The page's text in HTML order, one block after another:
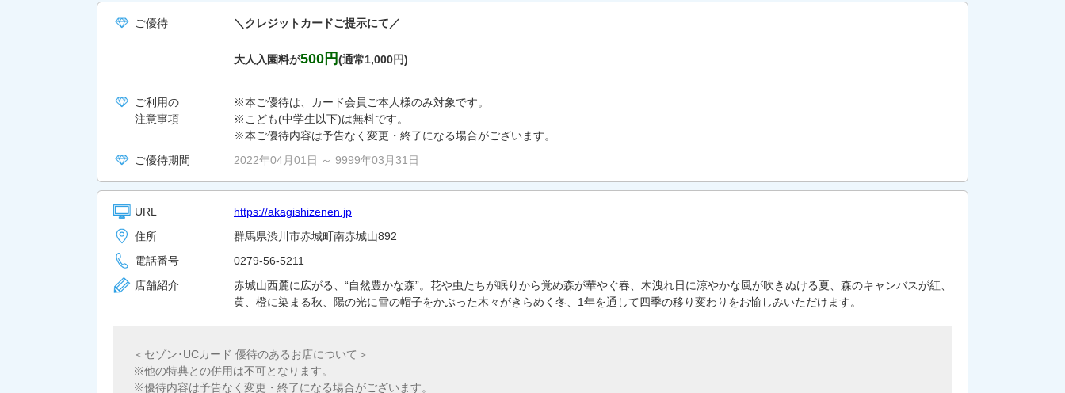
ご優待 ＼クレジットカードご提示にて／
大人入園料が500円(通常1,000円)
ご利用の
注意事項
※本ご優待は、カード会員ご本人様のみ対象です。
※こども(中学生以下)は無料です。
※本ご優待内容は予告なく変更・終了になる場合がございます。
ご優待期間
2022年04月01日 ～ 9999年03月31日
URL
https://akagishizenen.jp
住所
群馬県渋川市赤城町南赤城山892
電話番号
0279-56-5211
店舗紹介
赤城山西麓に広がる、“自然豊かな森”。花や虫たちが眠りから覚め森が華やぐ春、木洩れ日に涼やかな風が吹きぬける夏、森のキャンバスが紅、
黄、橙に染まる秋、陽の光に雪の帽子をかぶった木々がきらめく冬、1年を通して四季の移り変わりをお愉しみいただけます。
＜セゾン･UCカード 優待のあるお店について＞
他の特典との併用は不可となります。
優待内容は予告なく変更・終了になる場合がございます。